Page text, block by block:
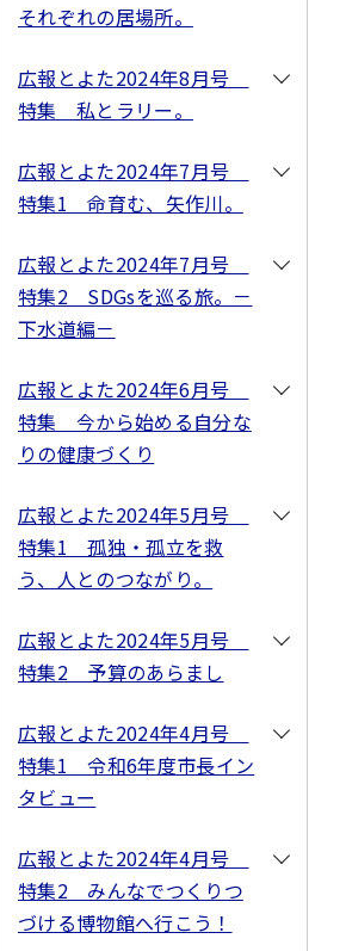
それぞれの居場所。
広報とよた2024年8月号
特集 私とラリー。
広報とよた2024年7月号
特集1 命育む、矢作川。
広報とよた2024年7月号
特集2 SDGsを巡る旅。－
下水道編－
広報とよた2024年6月号
特集 今から始める自分な
りの健康づくり
広報とよた2024年5月号
特集1 孤独・孤立を救
う、人とのつながり。
広報とよた2024年5月号
特集2 予算のあらまし
広報とよた2024年4月号
特集1 令和6年度市長イン
タビュー
広報とよた2024年4月号
特集2 みんなでつくりつ
づける博物館へ行こう！